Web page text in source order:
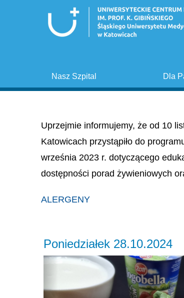
Dla
Nasz Szpital
Uprzejmie informujemy, że od 10
Katowicach przystąpiło do
września 2023 r. dotyczącego
dostępności porad żywieniowych
ALERGENY
Poniedziałek 28.10.2024
Previous